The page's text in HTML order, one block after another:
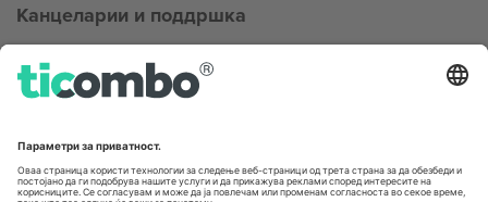
Канцеларии и поддршка
Germany
Unter den Linden 24, 10117
167 City Road, London, Greater
United States
Switzerland